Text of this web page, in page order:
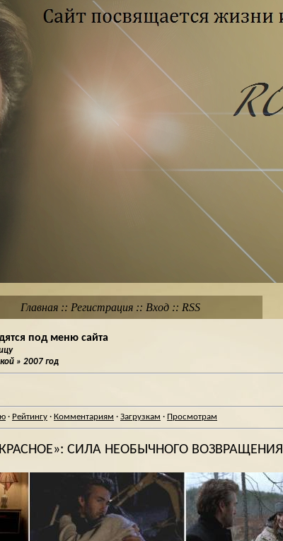
Главная :: Регистрация :: Вход :: RSS
под меню сайта
» 2007 год
· Рейтингу · Комментариям · Загрузкам · Просмотрам
СИЛА НЕОБЫЧНОГО ВОЗВРАЩЕНИЯ